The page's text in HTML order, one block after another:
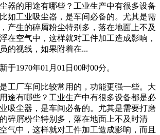
器的用途有哪些？工业生产中有很多设备
如工业吸尘器，是车间必备的。尤其是需
产生的碎屑粉尘特别多，落在地面上不及
在空气中，这样就对工件加工造成影响，
的视线，如果附着在...
于1970年01月01日00时00分。
是工厂车间比较常用的，功能更强一些。大
途有哪些？工业生产中有很多设备都是必
吸尘器，是车间必备的。尤其是需要打磨
碎屑粉尘特别多，落在地面上不及时清
气中，这样就对工件加工造成影响，而且